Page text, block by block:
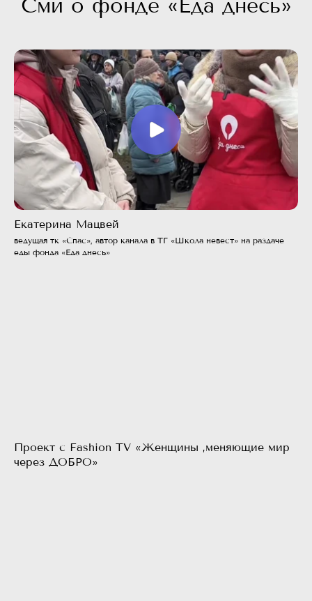
Сми о фонде «Еда днесь»
Екатерина Мацвей
ведущая тк «Спас», автор канала в ТГ «Школа невест» на раздаче
еды фонда «Еда днесь»
Проект с Fashion TV «Женщины ,меняющие мир
через ДОБРО»